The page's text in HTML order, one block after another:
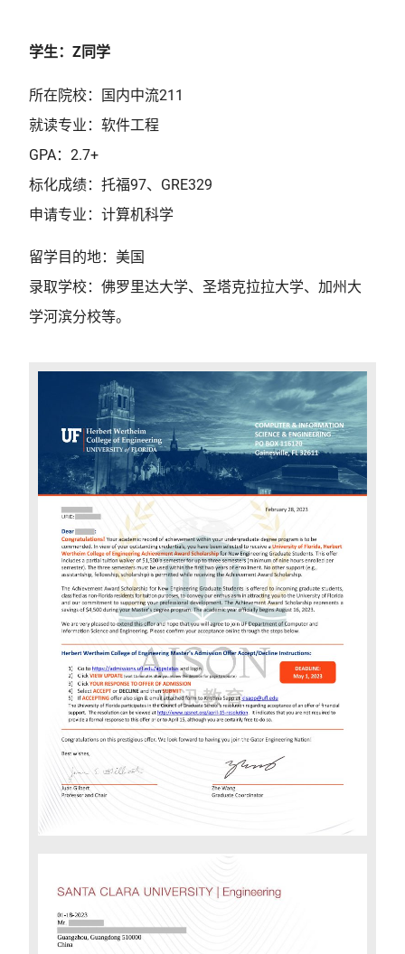
学生：Z同学
所在院校：国内中流211
就读专业：软件工程
GPA：2.7+
标化成绩：托福97、GRE329
申请专业：计算机科学
留学目的地：美国
录取学校：佛罗里达大学、圣塔克拉拉大学、加州大
学河滨分校等。